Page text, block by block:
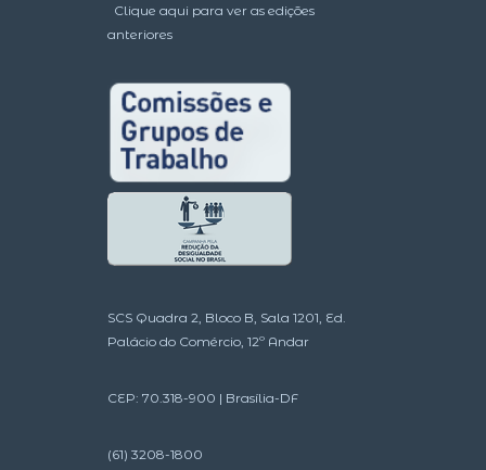
Clique aqui para ver as edições
anteriores
SCS Quadra 2, Bloco B, Sala 1201, Ed.
Palácio do Comércio, 12º Andar
CEP: 70.318-900 | Brasília-DF
(61) 3208-1800